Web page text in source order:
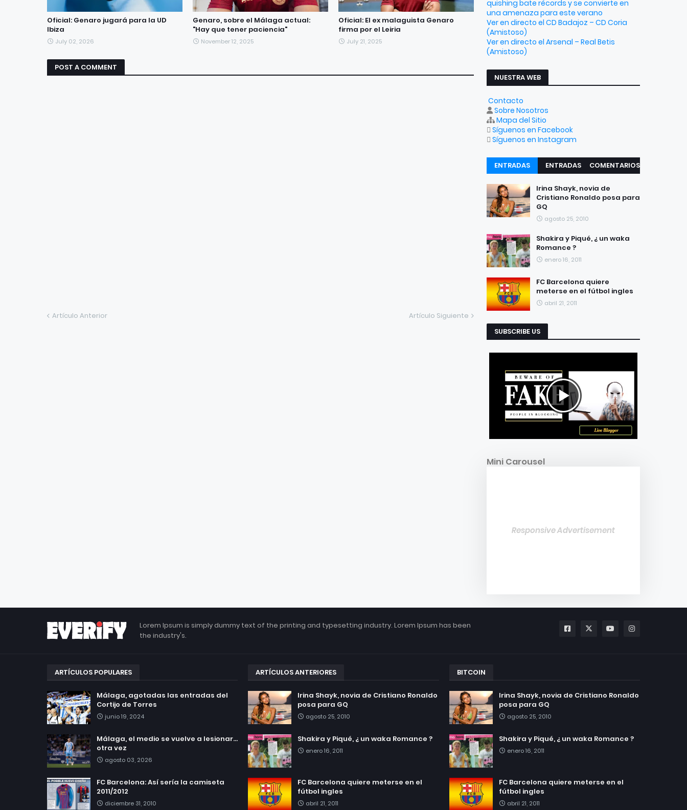
Oficial: Genaro jugará para la UD
Ibiza
July 02, 2026
Genaro, sobre el Málaga actual:
"Hay que tener paciencia"
November 12, 2025
Oficial: El ex malaguista Genaro
firma por el Leiria
July 21, 2025
POST A COMMENT
Artículo Anterior Artículo Siguiente
quishing bate récords y se convierte en
una amenaza para este verano
Ver en directo el CD Badajoz – CD Coria
(Amistoso)
Ver en directo el Arsenal – Real Betis
(Amistoso)
NUESTRA WEB
Contacto
Sobre Nosotros
Mapa del Sitio
Síguenos en Facebook
Síguenos en Instagram
ENTRADAS
RECIENTES
ENTRADAS
COMENTARIOS
Irina Shayk, novia de
Cristiano Ronaldo posa para
GQ
agosto 25, 2010
Shakira y Piqué, ¿ un waka
Romance ?
enero 16, 2011
FC Barcelona quiere
meterse en el fútbol ingles
abril 21, 2011
SUBSCRIBE US
Mini Carousel
Responsive Advertisement
Lorem Ipsum is simply dummy text of the printing and typesetting industry. Lorem Ipsum has been
the industry's.
ARTÍCULOS POPULARES
Málaga, agotadas las entradas del
Cortijo de Torres
junio 19, 2024
Málaga, el medio se vuelve a lesionar...
otra vez
agosto 03, 2026
FC Barcelona: Así sería la camiseta
2011/2012
diciembre 31, 2010
ARTÍCULOS ANTERIORES
Irina Shayk, novia de Cristiano Ronaldo
posa para GQ
agosto 25, 2010
Shakira y Piqué, ¿ un waka Romance ?
enero 16, 2011
FC Barcelona quiere meterse en el
fútbol ingles
abril 21, 2011
BITCOIN
Irina Shayk, novia de Cristiano Ronaldo
posa para GQ
agosto 25, 2010
Shakira y Piqué, ¿ un waka Romance ?
enero 16, 2011
FC Barcelona quiere meterse en el
fútbol ingles
abril 21, 2011